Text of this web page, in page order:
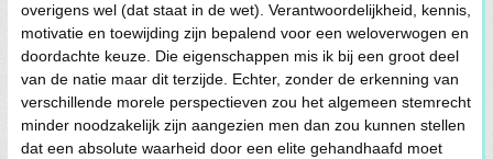
overigens wel (dat staat in de wet). Verantwoordelijkheid, kennis,
motivatie en toewijding zijn bepalend voor een weloverwogen en
doordachte keuze. Die eigenschappen mis ik bij een groot deel
van de natie maar dit terzijde. Echter, zonder de erkenning van
verschillende morele perspectieven zou het algemeen stemrecht
minder noodzakelijk zijn aangezien men dan zou kunnen stellen
dat een absolute waarheid door een elite gehandhaafd moet